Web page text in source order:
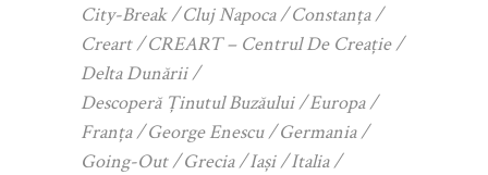
City-Break
Cluj Napoca
Constanța
Creart
CREART – Centrul De Creație
Delta Dunării
Descoperă Ținutul Buzăului
Europa
Franța
George Enescu
Germania
Going-Out
Grecia Iași
Italia